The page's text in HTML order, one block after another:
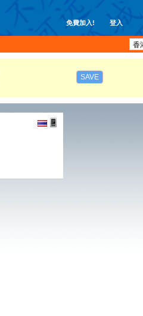
免費加入! 登入
SAVE